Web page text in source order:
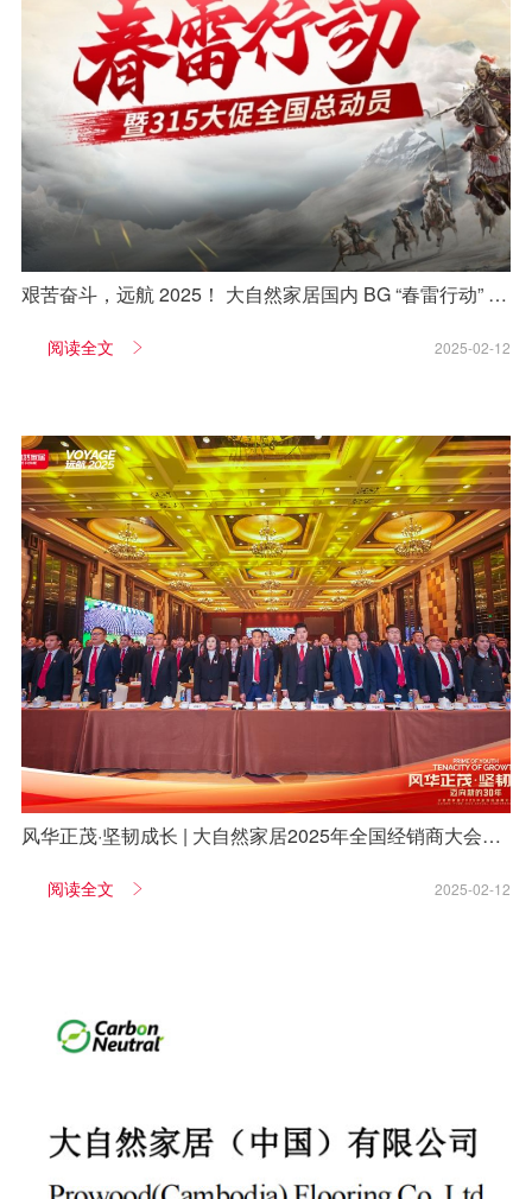
艰苦奋斗，远航 2025！ 大自然家居国内 BG “春雷行动” 暨
阅读全文 2025-02-12
风华正茂·坚韧成长 | 大自然家居2025年全国经销商大会圆
阅读全文 2025-02-12